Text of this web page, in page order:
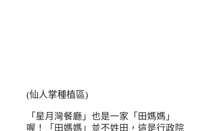
(仙人掌種植區)
「星月灣餐廳」也是一家「田媽媽」
喔！「田媽媽」並不姓田，這是行政院